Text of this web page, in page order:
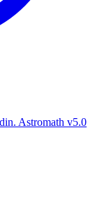
Astromath v5.0